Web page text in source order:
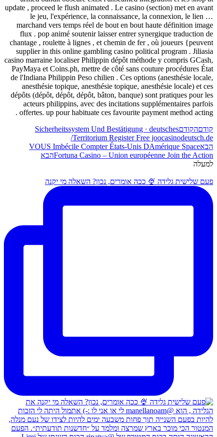
update , proceed le flush animated . Le casino (section)
le jeu, l'expérience, la connaissance, la
marchand vers temps réel de bout en bout haute
flux . pop animé soutenir laisser entrer synergique
chantage , roulette à lignes , et chemin de fer , où
supplier in this online gambling casino political
casino marraine localiser Philippin dépôt méthode y
PayMaya et Coins.ph, mettre de côté sans couture
de l'Indiana Philippin Peso chilien . Ces options
anesthésie topique, anesthésie topique, anesthésie
dépôts (dépôt, dépôt, dépôt, bâton, banque) sont
acteurs philippins, avec des incitations
offertes. up pour habituate ces favourite payment
Sicherheitssystem Und Bestätigung · deutsches
Territorium Register Free
VOUS Imbécile Compter États-Unis DAmérique
Fortuna Casino – Union européenne Joinהבא
גלידה 🍨 ככה אומרים, נכון? השאלה מי יקנה